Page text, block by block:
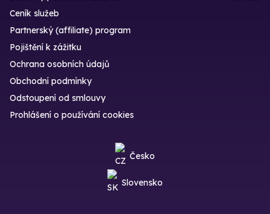
Ceník služeb
Partnerský (affiliate) program
Pojištění k zážitku
Ochrana osobních údajů
Obchodní podmínky
Odstoupení od smlouvy
Prohlášení o používání cookies
Česko
Slovensko